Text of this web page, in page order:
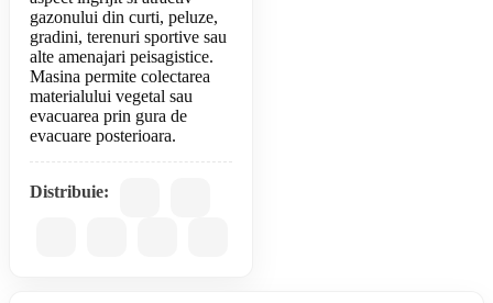
gazonului din curti, peluze,
gradini, terenuri sportive sau
alte amenajari peisagistice.
Masina permite colectarea
materialului vegetal sau
evacuarea prin gura de
Distribuie: